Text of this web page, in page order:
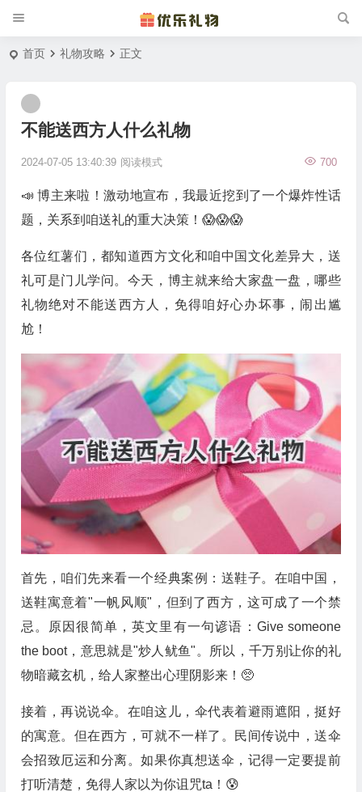
首页 礼物攻略 正文
不能送西方人什么礼物
2024-07-05 13:40:39 700
阅读模式
📣 博主来啦！激动地宣布，我最近挖到了一个爆炸性话
题，关系到咱送礼的重大决策！😱😱😱
各位红薯们，都知道西方文化和咱中国文化差异大，送
礼可是门儿学问。今天，博主就来给大家盘一盘，哪些
礼物绝对不能送西方人，免得咱好心办坏事，闹出尴
尬！
首先，咱们先来看一个经典案例：送鞋子。在咱中国，
送鞋寓意着"一帆风顺"，但到了西方，这可成了一个禁
忌。原因很简单，英文里有一句谚语：Give someone
the boot，意思就是"炒人鱿鱼"。所以，千万别让你的礼
物暗藏玄机，给人家整出心理阴影来！🥺
接着，再说说伞。在咱这儿，伞代表着避雨遮阳，挺好
的寓意。但在西方，可就不一样了。民间传说中，送伞
会招致厄运和分离。如果你真想送伞，记得一定要提前
打听清楚，免得人家以为你诅咒ta！😰